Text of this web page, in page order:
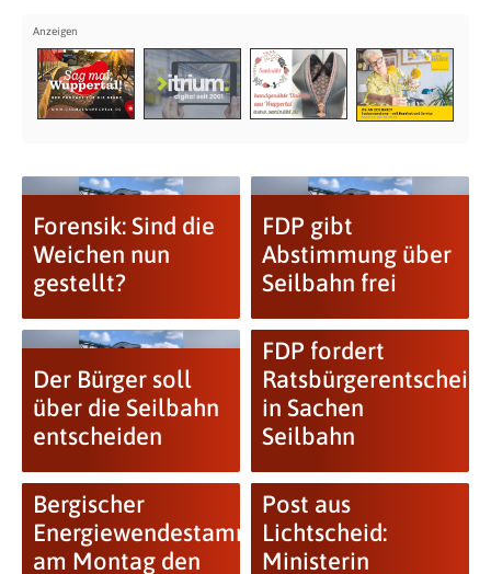
Forensik: Sind die
Weichen nun
gestellt?
FDP gibt
Abstimmung über
Seilbahn frei
Der Bürger soll
über die Seilbahn
entscheiden
FDP fordert
Ratsbürgerentscheid
in Sachen
Seilbahn
Bergischer
Energiewendestammtisch
am Montag den
Post aus
Lichtscheid:
Ministerin